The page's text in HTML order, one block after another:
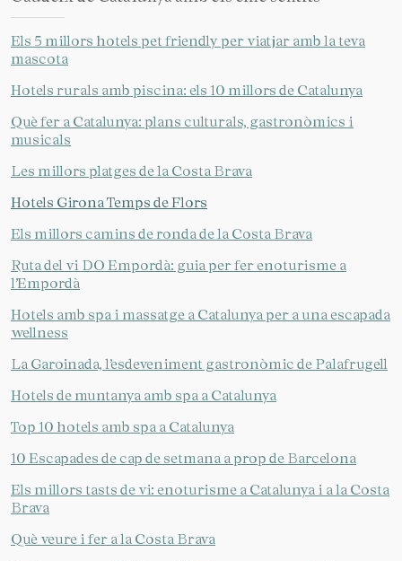
Verificar localitzador
Els 5 millors hotels pet friendly per viatjar amb la teva
mascota
Hotels rurals amb piscina: els 10 millors de Catalunya
Què fer a Catalunya: plans culturals, gastronòmics i
musicals
Les millors platges de la Costa Brava
Hotels Girona Temps de Flors
Els millors camins de ronda de la Costa Brava
Ruta del vi DO Empordà: guia per fer enoturisme a
l’Empordà
Hotels amb spa i massatge a Catalunya per a una escapada
wellness
La Garoinada, l’esdeveniment gastronòmic de Palafrugell
Hotels de muntanya amb spa a Catalunya
Top 10 hotels amb spa a Catalunya
10 Escapades de cap de setmana a prop de Barcelona
Els millors tasts de vi: enoturisme a Catalunya i a la Costa
Brava
Què veure i fer a la Costa Brava